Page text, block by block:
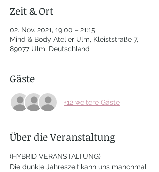
Zeit & Ort
02. Nov. 2021, 19:00 – 21:15
Mind & Body Atelier Ulm, Kleiststraße 7,
89077 Ulm, Deutschland
Gäste
+12 weitere Gäste
Über die Veranstaltung
(HYBRID VERANSTALTUNG)
Die dunkle Jahreszeit kann uns manchmal